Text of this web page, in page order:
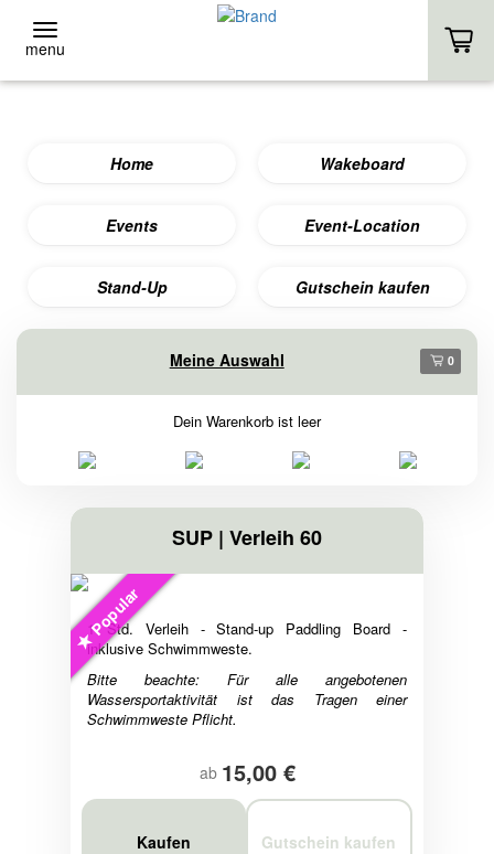
menu
Home Wakeboard
Events Event-Location
Stand-Up Gutschein kaufen
Meine Auswahl 0
Dein Warenkorb ist leer
SUP | Verleih 60
Popular
1 Std. Verleih - Stand-up Paddling Board -
inklusive Schwimmweste.
Bitte beachte: Für alle angebotenen
Wassersportaktivität ist das Tragen einer
Schwimmweste Pflicht.
ab 15,00 €
Kaufen Gutschein kaufen
Event-Location
EVENT-LOCATION
EVENT ANFRAGE